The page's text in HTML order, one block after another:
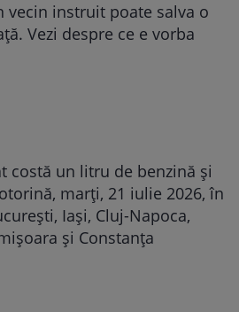
vecin instruit poate salva o
Vezi despre ce e vorba
costă un litru de benzină și
marți, 21 iulie 2026, în
Iași, Cluj-Napoca,
și Constanța